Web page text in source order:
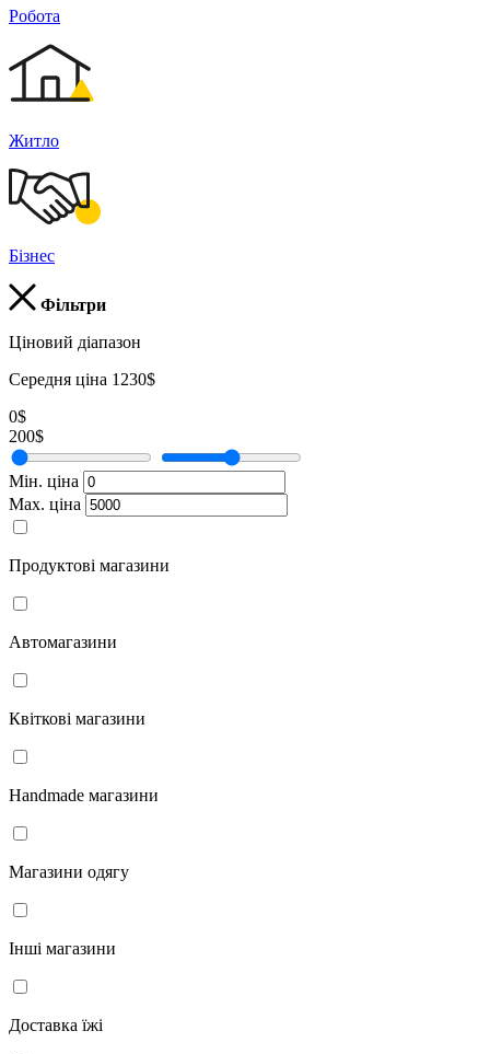
Робота
Житло
Бізнес
Фільтри
Ціновий діапазон
Середня ціна 1230$
0$
200$
Мін. ціна
Мах. ціна
Продуктові магазини
Автомагазини
Квіткові магазини
Handmade магазини
Магазини одягу
Інші магазини
Доставка їжі